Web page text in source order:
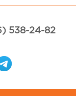
538-24-82